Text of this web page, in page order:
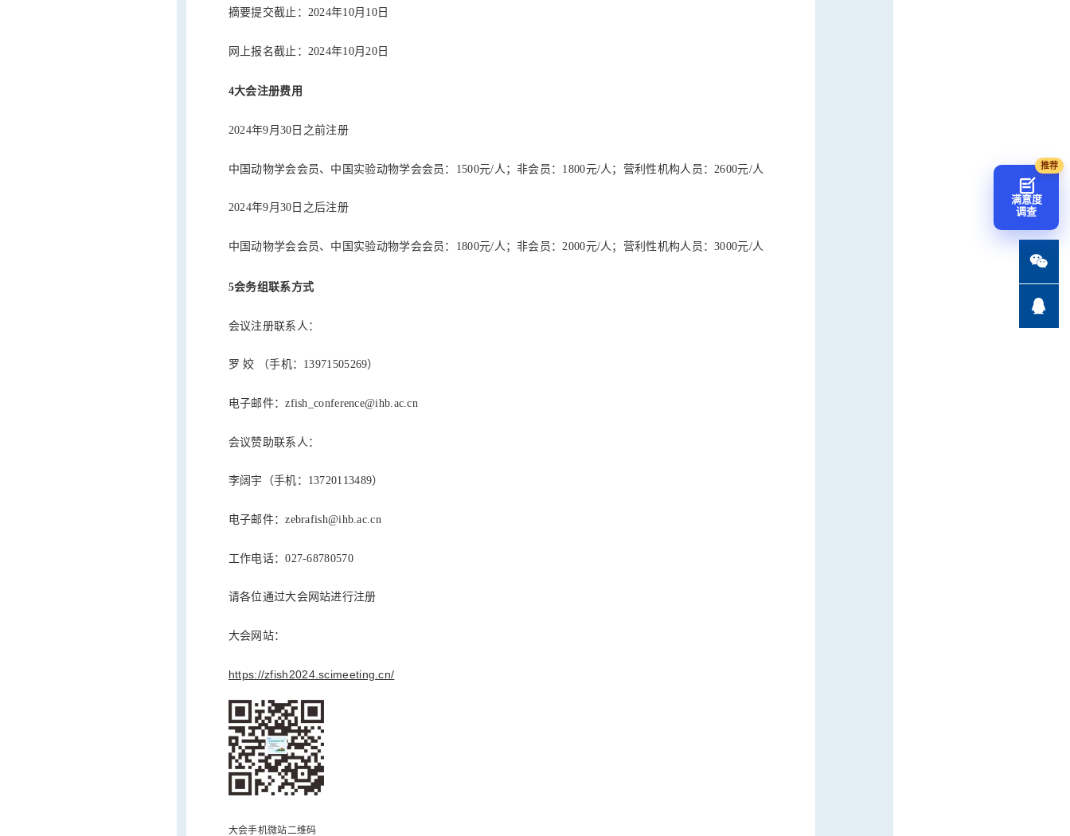
摘要提交截止：2024年10月10日
网上报名截止：2024年10月20日
4大会注册费用
2024年9月30日之前注册
中国动物学会会员、中国实验动物学会会员：1500元/人；非会员：1800元/人；营利性机构人员：2600元/人
2024年9月30日之后注册
中国动物学会会员、中国实验动物学会会员：1800元/人；非会员：2000元/人；营利性机构人员：3000元/人
5会务组联系方式
会议注册联系人：
罗 姣 （手机：13971505269）
电子邮件：zfish_conference@ihb.ac.cn
会议赞助联系人：
李阔宇（手机：13720113489）
电子邮件：zebrafish@ihb.ac.cn
工作电话：027-68780570
请各位通过大会网站进行注册
大会网站：
https://zfish2024.scimeeting.cn/
大会手机微站二维码
满意度
调查

